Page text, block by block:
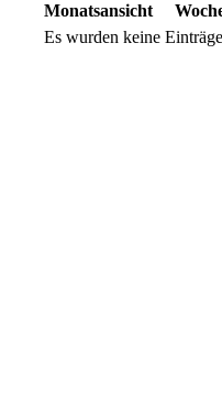
Monatsansicht
Es wurden keine